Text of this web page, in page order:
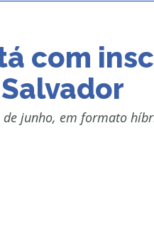
com
de junho, em formato